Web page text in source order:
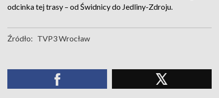
odcinka tej trasy – od Świdnicy do Jedliny-Zdroju.
Źródło: TVP3 Wrocław